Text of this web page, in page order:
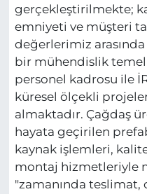
gerçekleştirilmekte;
emniyeti ve müşteri
değerlerimiz
bir mühendislik
personel kadrosu ile
küresel ölçekli
almaktadır. Çağdaş
hayata geçirilen
kaynak işlemleri,
montaj hizmetleriyle
"zamanında